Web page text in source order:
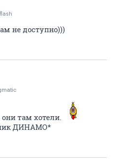
не доступно)))
там хотели.
ник ДИНАМО*